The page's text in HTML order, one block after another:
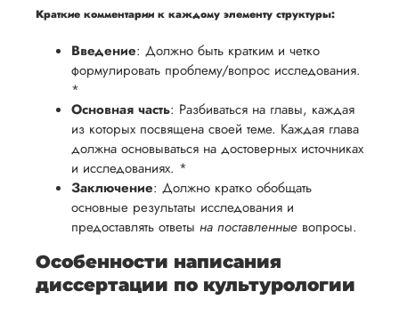
Краткие комментарии к каждому элементу структуры:
Введение: Должно быть кратким и четко
формулировать проблему/вопрос исследования.
*
Основная часть: Разбиваться на главы, каждая
из которых посвящена своей теме. Каждая глава
должна основываться на достоверных источниках
и исследованиях. *
Заключение: Должно кратко обобщать
основные результаты исследования и
предоставлять ответы на поставленные вопросы.
Особенности написания
диссертации по культурологии